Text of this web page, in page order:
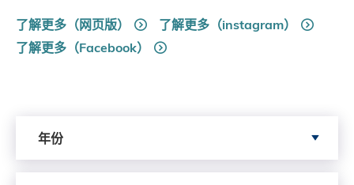
了解更多（网页版）
了解更多（instagram）
了解更多（Facebook）
年份